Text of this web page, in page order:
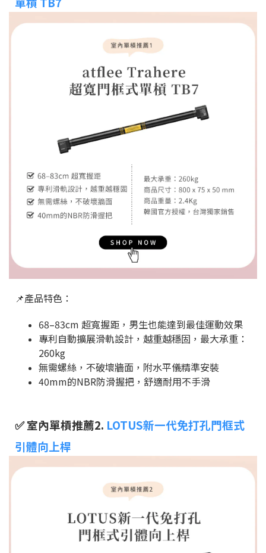
📌產品特色：
68–83cm 超寬握距，男生也能達到最佳運動效果
專利自動擴展滑軌設計，越重越穩固，最大承重：
260kg
無需螺絲，不破壞牆面，附水平儀精準安裝
40mm的NBR防滑握把，舒適耐用不手滑
✅ 室內單槓推薦2. LOTUS新一代免打孔門框式
引體向上桿